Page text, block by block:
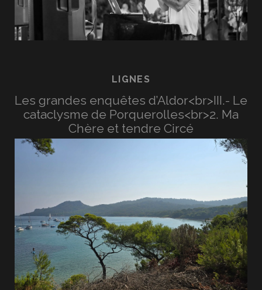
LIGNES
Les grandes enquêtes d’Aldor<br>III.- Le
cataclysme de Porquerolles<br>2. Ma
Chère et tendre Circé